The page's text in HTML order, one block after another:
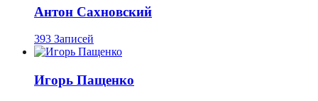
Антон Сахновский
393 Записей
Игорь Пащенко